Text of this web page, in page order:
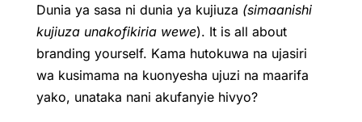
Dunia ya sasa ni dunia ya kujiuza (simaanishi
kujiuza unakofikiria wewe). It is all about
branding yourself. Kama hutokuwa na ujasiri
wa kusimama na kuonyesha ujuzi na maarifa
yako, unataka nani akufanyie hivyo?